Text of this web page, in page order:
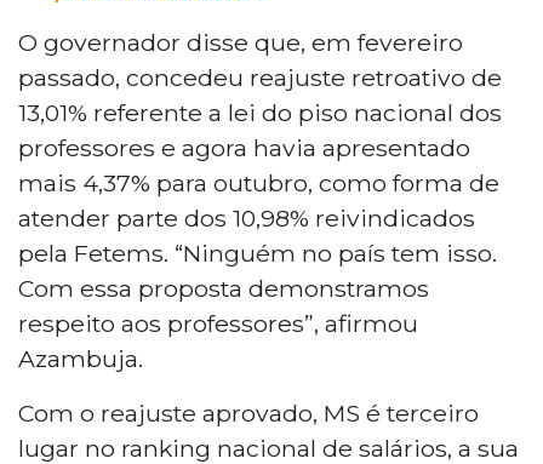
O governador disse que, em fevereiro
passado, concedeu reajuste retroativo de
13,01% referente a lei do piso nacional dos
professores e agora havia apresentado
mais 4,37% para outubro, como forma de
atender parte dos 10,98% reivindicados
pela Fetems. “Ninguém no país tem isso.
Com essa proposta demonstramos
respeito aos professores”, afirmou
Azambuja.
Com o reajuste aprovado, MS é terceiro
lugar no ranking nacional de salários, a sua